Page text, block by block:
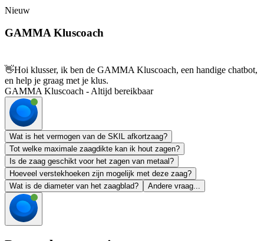
Nieuw
GAMMA Kluscoach
👋Hoi klusser, ik ben de GAMMA Kluscoach, een handige chatbot,
en help je graag met je klus.
GAMMA Kluscoach - Altijd bereikbaar
Wat is het vermogen van de SKIL afkortzaag?
Tot welke maximale zaagdikte kan ik hout zagen?
Is de zaag geschikt voor het zagen van metaal?
Hoeveel verstekhoeken zijn mogelijk met deze zaag?
Wat is de diameter van het zaagblad?
Andere vraag...